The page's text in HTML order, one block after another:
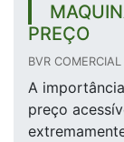
PREÇO
BVR
A
preço